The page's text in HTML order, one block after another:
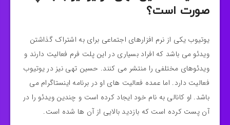
صورت است؟
یوتیوب یکی از نرم افزارهای اجتماعی برای به اشتراک گذاشتن
ویدئو می باشد که افراد بسیاری در این پلت فرم فعالیت دارند و
ویدئوهای مختلفی را منتشر می کنند. حسین تهی نیز در یوتیوب
فعالیت دارد. اما عمده فعالیت های او در برنامه اینستاگرام می
باشد. او کانالی به نام خود ایجاد کرده است و چندین ویدئو را در
آن پست کرده است که بازدید بالایی از آن ها شده است.